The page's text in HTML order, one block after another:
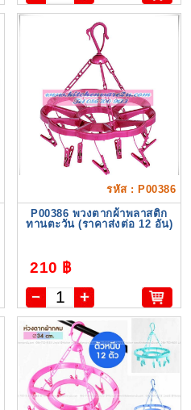
รหัส : P00386
P00386 พวงตากผ้าพลาสติก
ทานตะวัน (ราคาส่งต่อ 12 อัน)
210 ฿